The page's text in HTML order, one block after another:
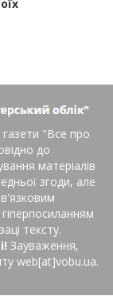
"Все про
до
матеріалів
згоди, але
тексту.
Зауваження,
web[at]vobu.ua.